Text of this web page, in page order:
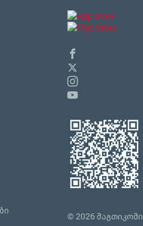
© 2026 მაგთიკომი